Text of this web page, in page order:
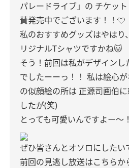
パレードライブ」の チケッ
賛発売中でございます！！🩵
私のおすすめグッズはやはり
リジナルTシャツですかね🐱
そう！前回は私がデザインし
でしたーーっ！！ 私は絵心
の似顔絵の所は 正源司画伯
したが(笑)
とっても可愛いんですよー〜！
ぜひ皆さんとオソロにしたい
前回の見逃し放送はこちらか